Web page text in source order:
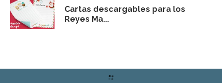
Cartas descargables para los
Reyes Ma...